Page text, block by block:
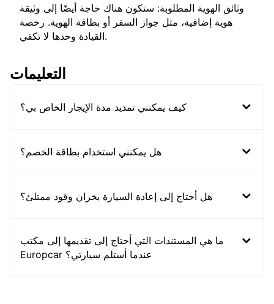
وثائق الهوية المطلوبة: ستكون هناك حاجة أيضًا إلى وثيقة
هوية إضافية، مثل جواز السفر أو بطاقة الهوية. رخصة
القيادة وحدها لا تكفي.
التعليمات
كيف يمكنني تمديد مدة الإيجار الخاص بي؟
هل يمكنني استخدام بطاقة الخصم؟
هل أحتاج إلى إعادة السيارة بخزان وقود ممتلئ؟
ما هي المستندات التي أحتاج إلى تقديمها إلى مكتب
Europcar عندما أستلم سيارتي؟